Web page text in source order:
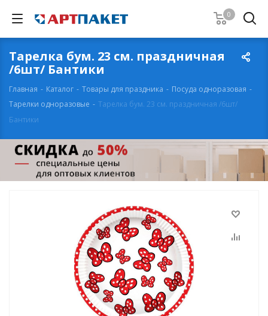
0
Тарелка бум. 23 см. праздничная
/6шт/ Бантики
Главная - Каталог - Товары для праздника - Посуда одноразовая -
Тарелки одноразовые - Тарелка бум. 23 см. праздничная /6шт/
Бантики